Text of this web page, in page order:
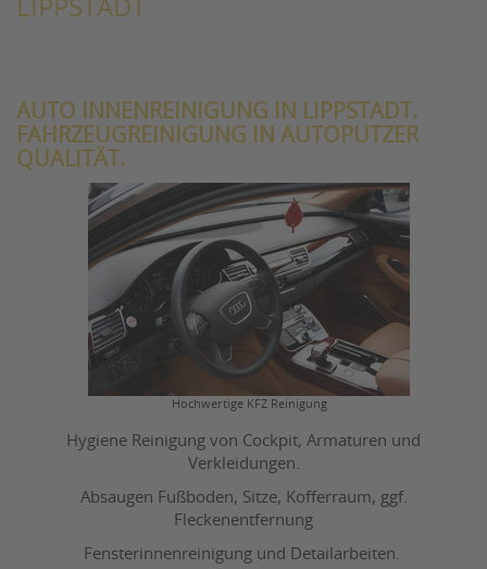
LIPPSTADT
AUTO INNENREINIGUNG IN LIPPSTADT.
FAHRZEUGREINIGUNG IN AUTOPUTZER
QUALITÄT.
Hochwertige KFZ Reinigung
Hygiene Reinigung von Cockpit, Armaturen und
Verkleidungen.
Absaugen Fußboden, Sitze, Kofferraum, ggf.
Fleckenentfernung
Fensterinnenreinigung und Detailarbeiten.